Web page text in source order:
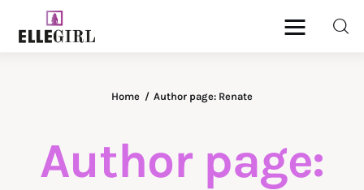
Author page:
Home Author page: Renate
Ellegirl
Fashion